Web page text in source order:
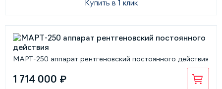
Купить в 1 клик
МАРТ-250 аппарат рентгеновский постоянного действия
1 714 000 ₽